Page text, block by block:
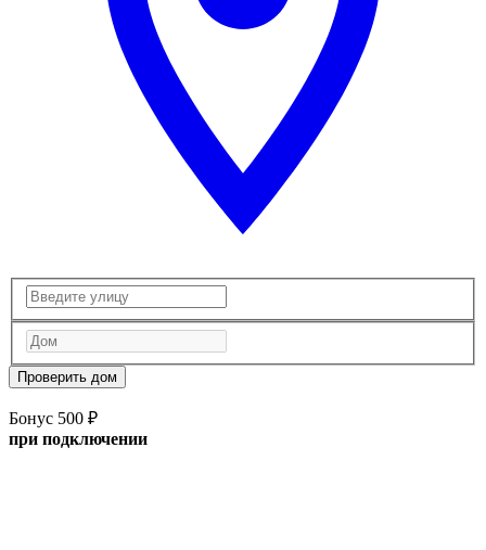
Проверить дом
Бонус 500 ₽
при подключении